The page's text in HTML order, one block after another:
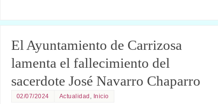
El Ayuntamiento de Carrizosa
lamenta el fallecimiento del
sacerdote José Navarro Chaparro
02/07/2024 Actualidad Inicio